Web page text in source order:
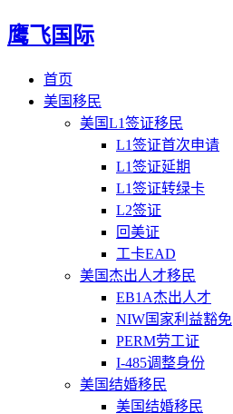
鹰飞国际
首页
美国移民
美国L1签证移民
L1签证首次申请
L1签证延期
L1签证转绿卡
L2签证
回美证
工卡EAD
美国杰出人才移民
EB1A杰出人才
NIW国家利益豁免
PERM劳工证
I-485调整身份
美国结婚移民
美国结婚移民